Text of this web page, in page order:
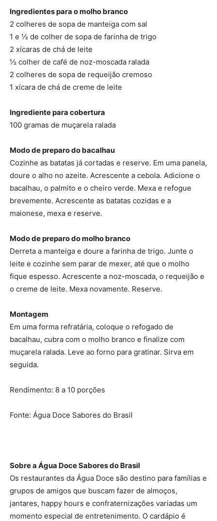
Ingredientes para o molho branco
2 colheres de sopa de manteiga com sal
1 e ½ de colher de sopa de farinha de trigo
2 xícaras de chá de leite
½ colher de café de noz-moscada ralada
2 colheres de sopa de requeijão cremoso
1 xícara de chá de creme de leite
Ingrediente para cobertura
100 gramas de muçarela ralada
Modo de preparo do bacalhau
Cozinhe as batatas já cortadas e reserve. Em uma panela,
doure o alho no azeite. Acrescente a cebola. Adicione o
bacalhau, o palmito e o cheiro verde. Mexa e refogue
brevemente. Acrescente as batatas cozidas e a
maionese, mexa e reserve.
Modo de preparo do molho branco
Derreta a manteiga e doure a farinha de trigo. Junte o
leite e cozinhe sem parar de mexer, até que o molho
fique espesso. Acrescente a noz-moscada, o requeijão e
o creme de leite. Mexa novamente. Reserve.
Montagem
Em uma forma refratária, coloque o refogado de
bacalhau, cubra com o molho branco e finalize com
muçarela ralada. Leve ao forno para gratinar. Sirva em
seguida.
Rendimento: 8 a 10 porções
Fonte: Água Doce Sabores do Brasil
Sobre a Água Doce Sabores do Brasil
Os restaurantes da Água Doce são destino para famílias e
grupos de amigos que buscam fazer de almoços,
jantares, happy hours e confraternizações variadas um
momento especial de entretenimento. O cardápio é